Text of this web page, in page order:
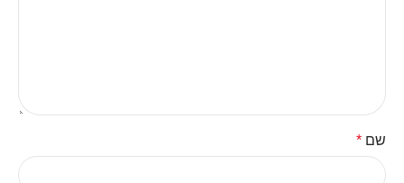
שם *